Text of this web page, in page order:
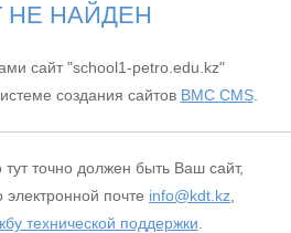
НЕ НАЙДЕН
сайт "school1-petro.edu.kz"
создания сайтов BMC CMS.
точно должен быть Ваш сайт,
почте info@kdt.kz
технической поддержки